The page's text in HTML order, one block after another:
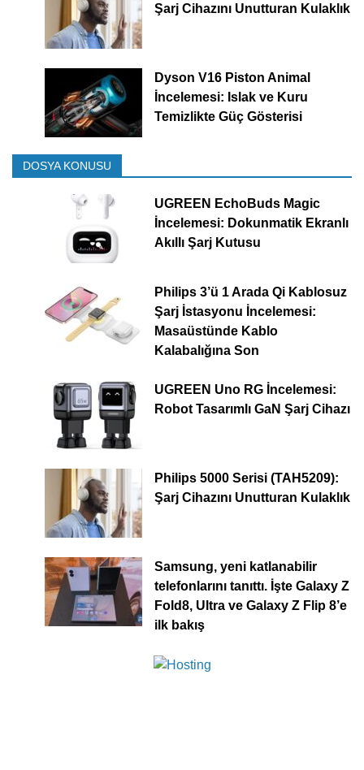
Şarj Cihazını Unutturan Kulaklık
Dyson V16 Piston Animal
İncelemesi: Islak ve Kuru
Temizlikte Güç Gösterisi
DOSYA KONUSU
UGREEN EchoBuds Magic
İncelemesi: Dokunmatik Ekranlı
Akıllı Şarj Kutusu
Philips 3’ü 1 Arada Qi Kablosuz
Şarj İstasyonu İncelemesi:
Masaüstünde Kablo
Kalabalığına Son
UGREEN Uno RG İncelemesi:
Robot Tasarımlı GaN Şarj Cihazı
Philips 5000 Serisi (TAH5209):
Şarj Cihazını Unutturan Kulaklık
Samsung, yeni katlanabilir
telefonlarını tanıttı. İşte Galaxy Z
Fold8, Ultra ve Galaxy Z Flip 8’e
ilk bakış